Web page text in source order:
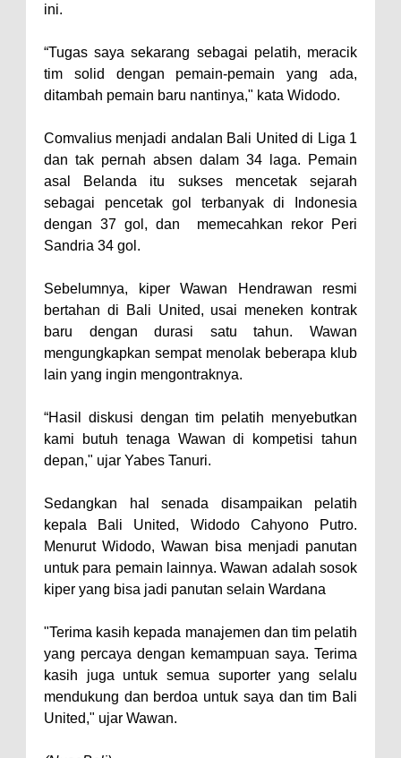
ini.
“Tugas saya sekarang sebagai pelatih, meracik
tim solid dengan pemain-pemain yang ada,
ditambah pemain baru nantinya," kata Widodo.
Comvalius menjadi andalan Bali United di Liga 1
dan tak pernah absen dalam 34 laga. Pemain
asal Belanda itu sukses mencetak sejarah
sebagai pencetak gol terbanyak di Indonesia
dengan 37 gol, dan memecahkan rekor Peri
Sandria 34 gol.
Sebelumnya, kiper Wawan Hendrawan resmi
bertahan di Bali United, usai meneken kontrak
baru dengan durasi satu tahun. Wawan
mengungkapkan sempat menolak beberapa klub
lain yang ingin mengontraknya.
“Hasil diskusi dengan tim pelatih menyebutkan
kami butuh tenaga Wawan di kompetisi tahun
depan," ujar Yabes Tanuri.
Sedangkan hal senada disampaikan pelatih
kepala Bali United, Widodo Cahyono Putro.
Menurut Widodo, Wawan bisa menjadi panutan
untuk para pemain lainnya. Wawan adalah sosok
kiper yang bisa jadi panutan selain Wardana
"Terima kasih kepada manajemen dan tim pelatih
yang percaya dengan kemampuan saya. Terima
kasih juga untuk semua suporter yang selalu
mendukung dan berdoa untuk saya dan tim Bali
United," ujar Wawan.